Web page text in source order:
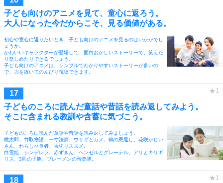
子ども向けのアニメを見て、童心に返ろう。
大人になった今だからこそ、見る価値がある。
初心や童心に返りたいとき、子ども向けのアニメを見るのはいかがでし
ょうか。
かわいいキャラクターが登場して、面白おかしいストーリーで、笑えた
り楽しめたりできるでしょう。
子ども向けのアニメは、シンプルでわかりやすいストーリーが多いの
で、力を抜いてのんびり視聴できます。
子どものころに読んだ童話や昔話を読み返してみよう。
そこに含まれる教訓や含蓄に気づこう。
子どものころに読んだ童話や昔話を読み返してみましょう。
桃太郎、竹取物語、一寸法師、ウサギとカメ、鶴の恩返し、花咲かじい
さん、わらしべ長者、舌切りスズメ。
白雪姫、シンデレラ、赤ずきん、ヘンゼルとグレーテル、アリとキリギ
リス、3匹の子豚、ブレーメンの音楽隊。